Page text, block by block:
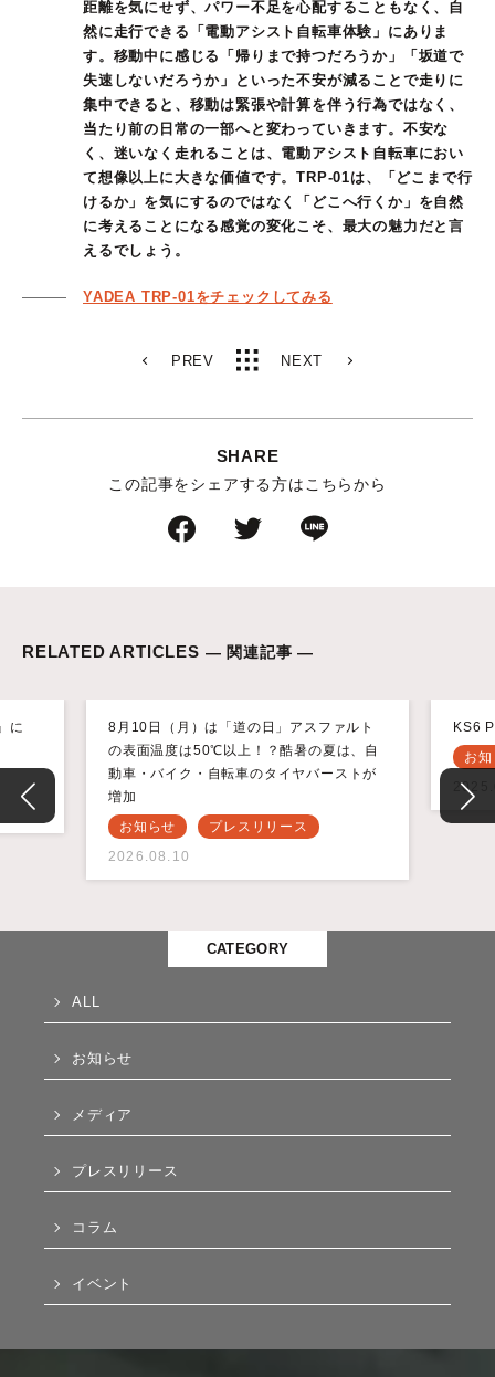
距離を気にせず、パワー不足を心配することもなく、自
然に走行できる「電動アシスト自転車体験」にありま
す。移動中に感じる「帰りまで持つだろうか」「坂道で
失速しないだろうか」といった不安が減ることで走りに
集中できると、移動は緊張や計算を伴う行為ではなく、
当たり前の日常の一部へと変わっていきます。不安な
く、迷いなく走れることは、電動アシスト自転車におい
て想像以上に大きな価値です。TRP-01は、「どこまで行
けるか」を気にするのではなく「どこへ行くか」を自然
に考えることになる感覚の変化こそ、最大の魅力だと言
えるでしょう。
YADEA TRP-01をチェックしてみる
PREV NEXT
SHARE
この記事をシェアする方はこちらから
RELATED ARTICLES — 関連記事 —
に
8月10日（月）は「道の日」アスファルト
の表面温度は50℃以上！？酷暑の夏は、自
動車・バイク・自転車のタイヤバーストが
増加
お知らせ
プレスリリース
2026.08.10
KS6
お
CATEGORY
ALL
お知らせ
メディア
プレスリリース
コラム
イベント